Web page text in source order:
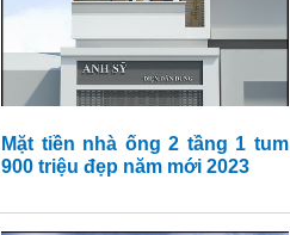
Mặt tiền nhà ống 2 tầng 1 tum
900 triệu đẹp năm mới 2023